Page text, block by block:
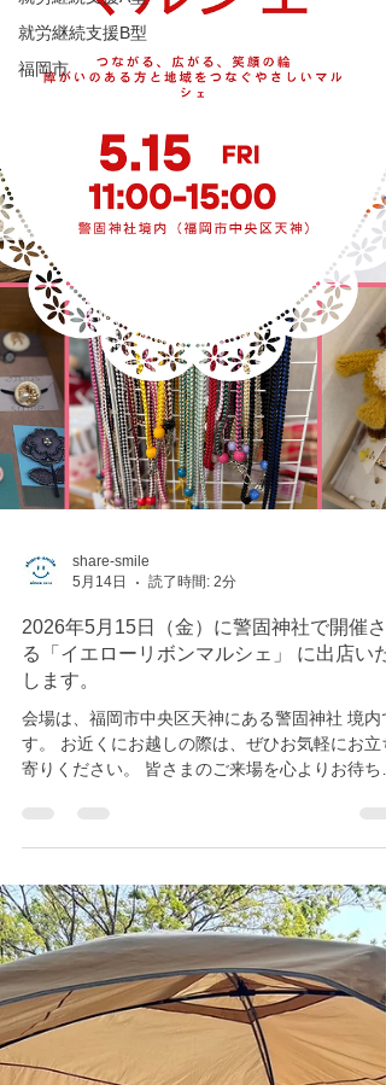
就労継続支援B型
福岡市
share-smile
5月14日
読了時間: 2分
2026年5月15日（金）に警固神社で開催さ
る「イエローリボンマルシェ」 に出店いた
します。
会場は、福岡市中央区天神にある警固神社 境内
す。 お近くにお越しの際は、ぜひお気軽にお立